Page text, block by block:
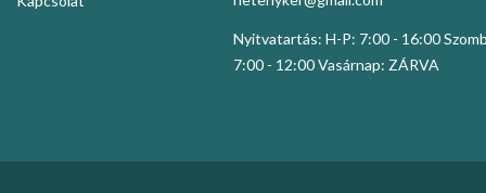
Nyitvatartás: H-P: 7:00 - 16:00
7:00 - 12:00 Vasárnap: ZÁRVA